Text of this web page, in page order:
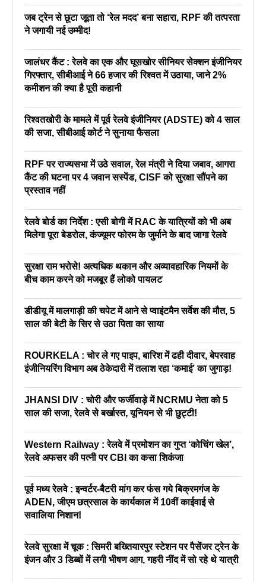
जब ट्रेन से छूटा जूता तो ‘रेल मदद’ बना सहारा, RPF की तत्परता
ने जगायी नई उम्मीद!
जालंधर कैंट : रेलवे का एक और घूसखोर सीनियर सेक्शन इंजीनियर
गिरफ्तार, सीबीआई ने 66 हजार की रिश्वत में उठाया, जाने 2%
कमीशन की क्या है पूरी कहानी
रिश्वतखोरी के मामले में पूर्व रेलवे इंजीनियर (ADSTE) को 4 साल
की सजा, सीबीआई कोर्ट ने सुनाया फैसला
RPF पर राज्यसभा में उठे सवाल, रेल मंत्री ने दिया जबाव, आगरा
कैंट की घटना पर 4 जवान सस्पेंड, CISF को सुरक्षा सौंपने का
प्रस्ताव नहीं
रेलवे बोर्ड का निर्देश : एसी बोगी में RAC के यात्रियों को भी अब
मिलेगा पूरा बेडरोल, कंज्यूमर फोरम के जुर्माने के बाद जागा रेलवे
सुरक्षा राम भरोसे! अत्यधिक थकान और अव्यावहारिक नियमों के
बीच काम करने को मजबूर हैं लोको पायलट
डीडीयू में मालगाड़ी की चपेट में आने से प्वाइंटमैन सर्वेश की मौत, 5
साल की बेटी के सिर से उठा पिता का साया
ROURKELA : चोर ले गए पाइप, बारिश में ढही दीवार, बेपरवाह
इंजीनियरिंग विभाग अब ठेकेदारी में तलाश रहा ‘कमाई’ का जुगाड़!
JHANSI DIV : चोरी और फर्जीवाड़े में NCRMU नेता को 5
साल की सजा, रेलवे से बर्खास्त, यूनियन से भी छुट्टी!
Western Railway : रेलवे में प्रमोशन का गुप्त ‘कोचिंग खेल’,
रेलवे अफसर की पत्नी पर CBI का कसा शिकंजा
पूर्व मध्य रेलवे : इन्वर्टर-बैटरी मांग कर फंस गये बिक्रमगंज के
ADEN, जीएम छत्रसाल के कार्यकाल में 10वीं काईवाई से
सवालिया निशान!
रेलवे सुरक्षा में चूक : सिमरी बख्तियारपुर स्टेशन पर पैसेंजर ट्रेन के
इंजन और 3 डिब्बों में लगी भीषण आग, गहरी नींद में सो रहे थे यात्री